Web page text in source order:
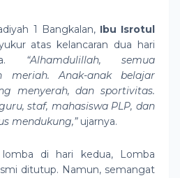
1 Bangkalan, Ibu Isrotul
atas kelancaran dua hari
“Alhamdulillah, semua
meriah. Anak-anak belajar
menyerah, dan sportivitas.
staf, mahasiswa PLP, dan
mendukung,”ujarnya.
lomba di hari kedua, Lomba
ditutup. Namun, semangat